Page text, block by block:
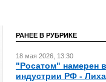
РАНЕЕ В РУБРИКЕ
18 мая 2026, 13:30
"Росатом" намерен
индустрии РФ -